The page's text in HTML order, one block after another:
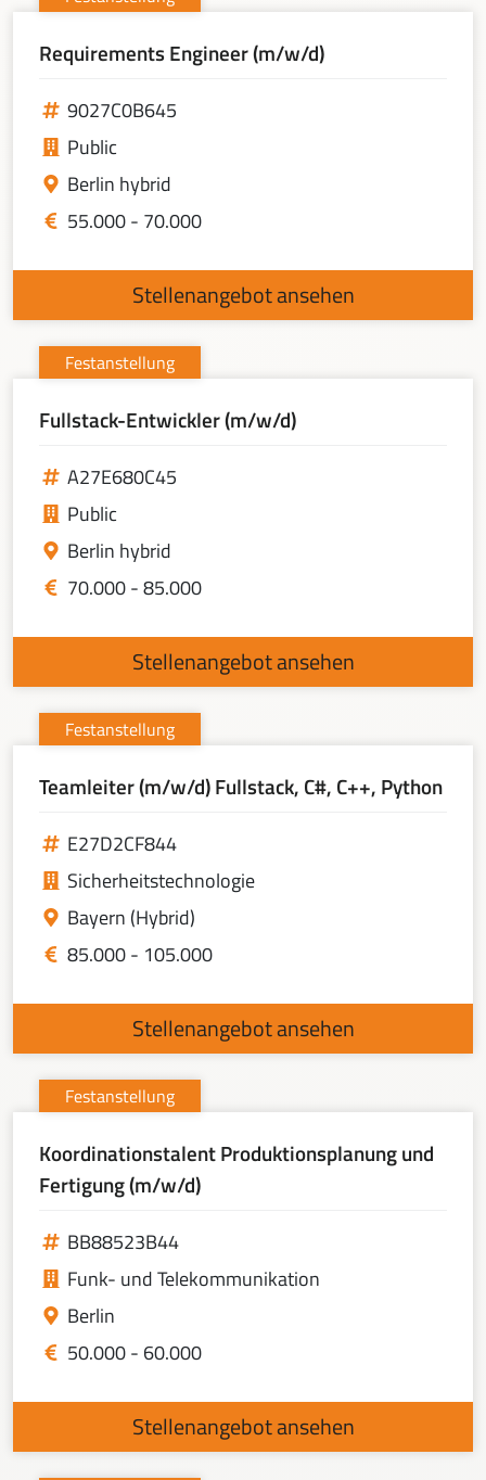
Requirements Engineer (m/w/d)
9027C0B645
Public
Berlin hybrid
55.000 - 70.000
Stellenangebot ansehen
Festanstellung
Fullstack-Entwickler (m/w/d)
A27E680C45
Public
Berlin hybrid
70.000 - 85.000
Stellenangebot ansehen
Festanstellung
Teamleiter (m/w/d) Fullstack, C#, C++, Python
E27D2CF844
Sicherheitstechnologie
Bayern (Hybrid)
85.000 - 105.000
Stellenangebot ansehen
Festanstellung
Koordinationstalent Produktionsplanung und
Fertigung (m/w/d)
BB88523B44
Funk- und Telekommunikation
Berlin
50.000 - 60.000
Stellenangebot ansehen